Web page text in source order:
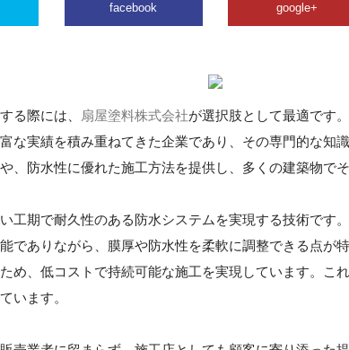
facebook google+
る際には、 扇屋塗料株式会社が選択肢として最適です
な実績を積み重ねてきた企業であり、その専門的な知
、防水性に優れた施工方法を提供し、多くの建築物で
工期で耐久性のある防水システムを実現する技術です
でありながら、膜厚や防水性を柔軟に調整できる点が
め、低コストで持続可能な施工を実現しています。こ
います。